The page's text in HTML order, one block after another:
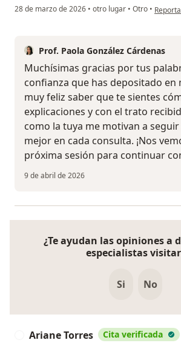
28 de marzo de 2026 • otro lugar • Otro • en
Prof. Paola González Cárdenas
Muchísimas gracias por tus
confianza que has depositado en
muy feliz saber que te sientes
explicaciones y con el trato
como la tuya me motivan a
mejor en cada consulta. ¡Nos
próxima sesión para continuar
9 de abril de 2026
¿Te ayudan las opiniones a
especialistas
Si No
Ariane Torres Cita verificada